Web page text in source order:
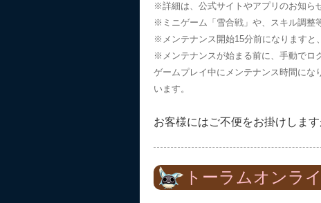
※詳細は、公式サイトやアプリのお知ら
※ミニゲーム「雪合戦」や、スキル調整
※メンテナンス開始15分前になりますと
※メンテナンスが始まる前に、手動でロ
ゲームプレイ中にメンテナンス時間にな
います。
お客様にはご不便をお掛けしま
トーラムオンラ